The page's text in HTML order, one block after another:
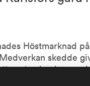
Höstmarknad
skedde
prata el och